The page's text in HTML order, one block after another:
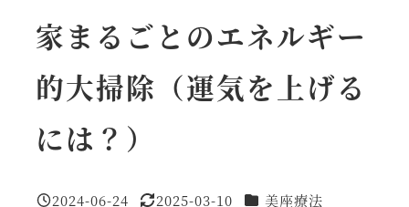
家まるごとのエネルギー
的大掃除（運気を上げる
には？）
2024-06-24 2025-03-10 カテゴリー
美座療法